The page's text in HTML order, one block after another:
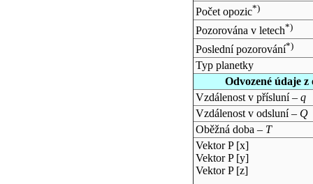
Počet opozic*)
Pozorována v letech*)
Poslední pozorování*)
Typ planetky
Odvozené údaje
Vzdálenost v přísluní – q
Vzdálenost v odsluní – Q
Oběžná doba – T
Vektor P [x]
Vektor P [y]
Vektor P [z]